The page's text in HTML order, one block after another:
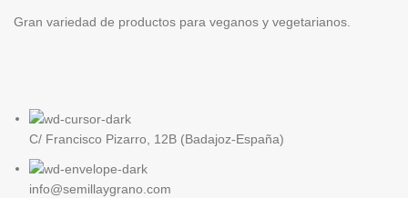
Gran variedad de productos para veganos y vegetarianos.
C/ Francisco Pizarro, 12B (Badajoz-España)
info@semillaygrano.com